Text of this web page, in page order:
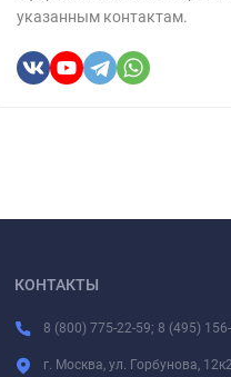
указанным контактам.
КОНТАКТЫ
8 (800) 775-22-59; 8 (495)
г. Москва, ул. Горбунова,